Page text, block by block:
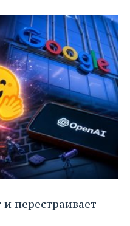
перестраивает